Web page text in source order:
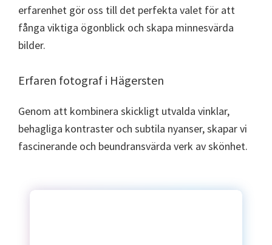
erfarenhet gör oss till det perfekta valet för att
fånga viktiga ögonblick och skapa minnesvärda
bilder.
Erfaren fotograf i Hägersten
Genom att kombinera skickligt utvalda vinklar,
behagliga kontraster och subtila nyanser, skapar vi
fascinerande och beundransvärda verk av skönhet.